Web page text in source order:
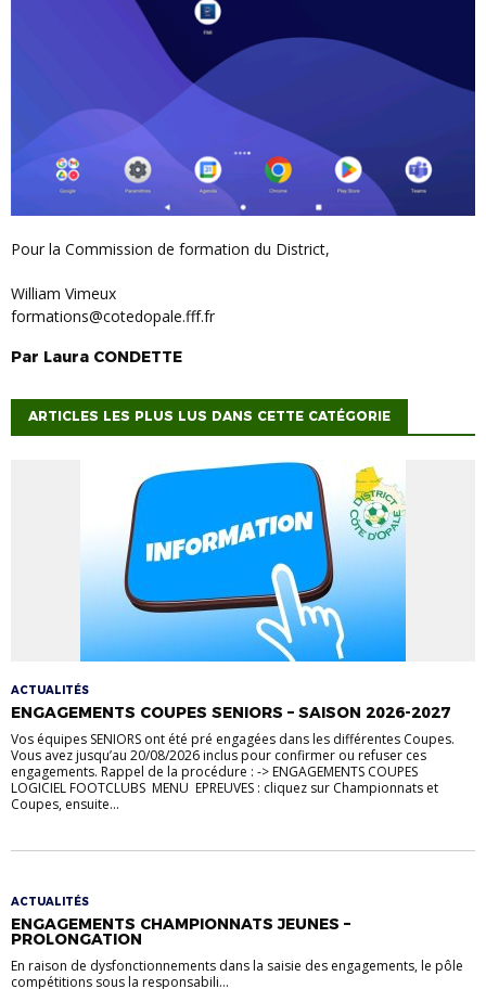
Pour la Commission de formation du District,
William Vimeux
formations@cotedopale.fff.fr
Par Laura CONDETTE
ARTICLES LES PLUS LUS DANS CETTE CATÉGORIE
ACTUALITÉS
ENGAGEMENTS COUPES SENIORS – SAISON 2026-2027
Vos équipes SENIORS ont été pré engagées dans les différentes Coupes.
Vous avez jusqu’au 20/08/2026 inclus pour confirmer ou refuser ces
engagements. Rappel de la procédure : -> ENGAGEMENTS COUPES
LOGICIEL FOOTCLUBS MENU EPREUVES : cliquez sur Championnats et
Coupes, ensuite...
ACTUALITÉS
ENGAGEMENTS CHAMPIONNATS JEUNES –
PROLONGATION
En raison de dysfonctionnements dans la saisie des engagements, le pôle
compétitions sous la responsabili...